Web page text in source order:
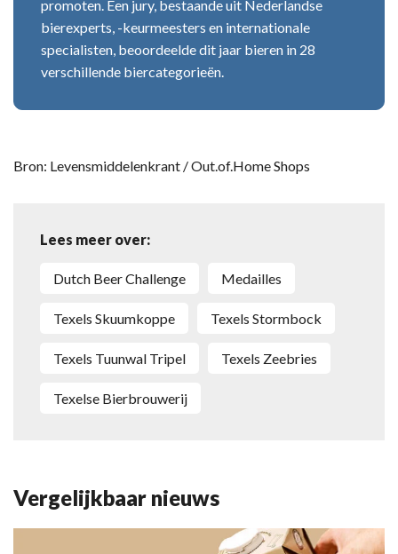
promoten. Een jury, bestaande uit Nederlandse
bierexperts, -keurmeesters en internationale
specialisten, beoordeelde dit jaar bieren in 28
verschillende biercategorieën.
Bron: Levensmiddelenkrant / Out.of.Home Shops
Lees meer over:
Dutch Beer Challenge medailles
Texels Skuumkoppe Texels Stormbock
Texels Tuunwal Tripel Texels Zeebries
Texelse Bierbrouwerij
Vergelijkbaar nieuws